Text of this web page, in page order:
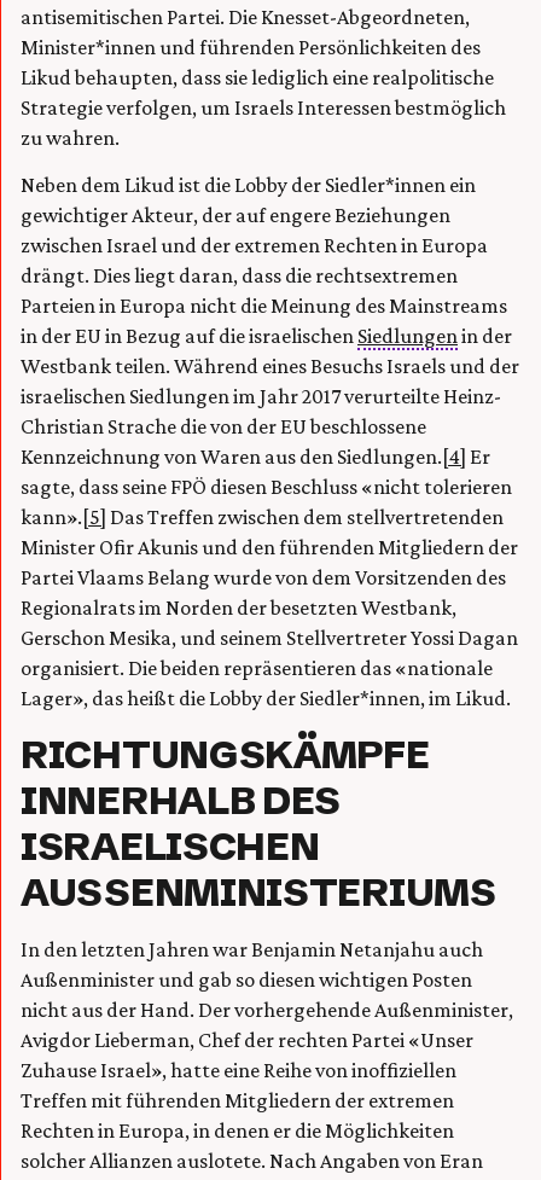
antisemitischen Partei. Die Knesset-Abgeordneten,
Minister*innen und führenden Persönlichkeiten des
Likud behaupten, dass sie lediglich eine realpolitische
Strategie verfolgen, um Israels Interessen bestmöglich
zu wahren.
Neben dem Likud ist die Lobby der Siedler*innen ein
gewichtiger Akteur, der auf engere Beziehungen
zwischen Israel und der extremen Rechten in Europa
drängt. Dies liegt daran, dass die rechtsextremen
Parteien in Europa nicht die Meinung des Mainstreams
in der EU in Bezug auf die israelischen Siedlungenin der
Westbank teilen. Während eines Besuchs Israels und der
israelischen Siedlungen im Jahr 2017 verurteilte Heinz-
Christian Strache die von der EU beschlossene
Kennzeichnung von Waren aus den Siedlungen. [4] Er
sagte, dass seine FPÖ diesen Beschluss «nicht tolerieren
kann». [5] Das Treffen zwischen dem stellvertretenden
Minister Ofir Akunis und den führenden Mitgliedern der
Partei Vlaams Belang wurde von dem Vorsitzenden des
Regionalrats im Norden der besetzten Westbank,
Gerschon Mesika, und seinem Stellvertreter Yossi Dagan
organisiert. Die beiden repräsentieren das «nationale
Lager», das heißt die Lobby der Siedler*innen, im Likud.
RICHTUNGSKÄMPFE
INNERHALB DES
ISRAELISCHEN
AUSSENMINISTERIUMS
In den letzten Jahren war Benjamin Netanjahu auch
Außenminister und gab so diesen wichtigen Posten
nicht aus der Hand. Der vorhergehende Außenminister,
Avigdor Lieberman, Chef der rechten Partei «Unser
Zuhause Israel», hatte eine Reihe von inoffiziellen
Treffen mit führenden Mitgliedern der extremen
Rechten in Europa, in denen er die Möglichkeiten
solcher Allianzen auslotete. Nach Angaben von Eran